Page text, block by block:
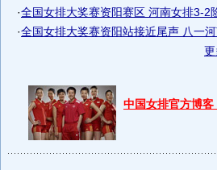
·全国女排大奖赛资阳赛区 河南女排3-2
·全国女排大奖赛资阳站接近尾声 八一河
中国女排官方博